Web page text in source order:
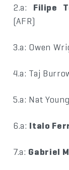
2.a: Filipe
(AFR)
3.a: Owen
4.a: Taj
5.a: Nat
6.a: Italo
7.a: Gabriel